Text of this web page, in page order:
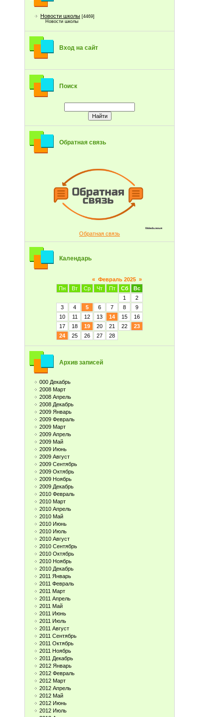
Новости школы [4469]
Новости школы
Вход на сайт
Поиск
Обратная связь
Обратная связь
Календарь
« Февраль 2025 »
Пн
Вт Ср Чт Пт Сб
Вс
1
2
3
4 5 6 7 8
9
10
11 12 13 14 15
16
17
18 19 20 21 22
23
24
25 26 27 28
Архив записей
000 Декабрь
2008 Март
2008 Апрель
2008 Декабрь
2009 Январь
2009 Февраль
2009 Март
2009 Апрель
2009 Май
2009 Июнь
2009 Август
2009 Сентябрь
2009 Октябрь
2009 Ноябрь
2009 Декабрь
2010 Февраль
2010 Март
2010 Апрель
2010 Май
2010 Июнь
2010 Июль
2010 Август
2010 Сентябрь
2010 Октябрь
2010 Ноябрь
2010 Декабрь
2011 Январь
2011 Февраль
2011 Март
2011 Апрель
2011 Май
2011 Июнь
2011 Июль
2011 Август
2011 Сентябрь
2011 Октябрь
2011 Ноябрь
2011 Декабрь
2012 Январь
2012 Февраль
2012 Март
2012 Апрель
2012 Май
2012 Июнь
2012 Июль